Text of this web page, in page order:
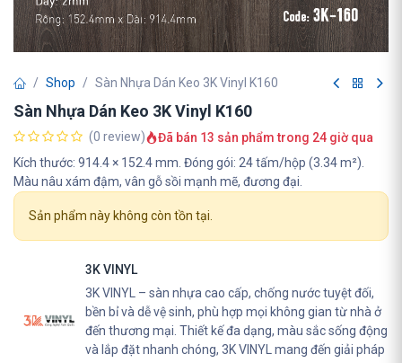
Shop Sàn Nhựa Dán Keo 3K Vinyl K160
Sàn Nhựa Dán Keo 3K Vinyl K160
(0 review)
Đã bán 13 sản phẩm trong 24 giờ qua
Kích thước: 914.4 × 152.4 mm. Đóng gói: 24 tấm/hộp (3.34 m²).
Màu nâu xám đậm, vân gỗ sồi mạnh mẽ, đương đại.
Sản phẩm này không còn tồn tại.
3K VINYL
3K VINYL – sàn nhựa cao cấp, chống nước tuyệt đối,
bền bỉ và dễ vệ sinh, phù hợp mọi không gian từ nhà ở
đến thương mại. Thiết kế đa dạng, màu sắc sống động
và lắp đặt nhanh chóng, 3K VINYL mang đến giải pháp